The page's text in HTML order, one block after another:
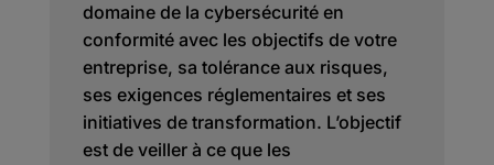
domaine de la cybersécurité en
conformité avec les objectifs de votre
entreprise, sa tolérance aux risques,
ses exigences réglementaires et ses
initiatives de transformation. L’objectif
est de veiller à ce que les